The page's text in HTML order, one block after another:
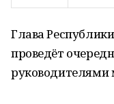
Глава
проведёт
руководителями